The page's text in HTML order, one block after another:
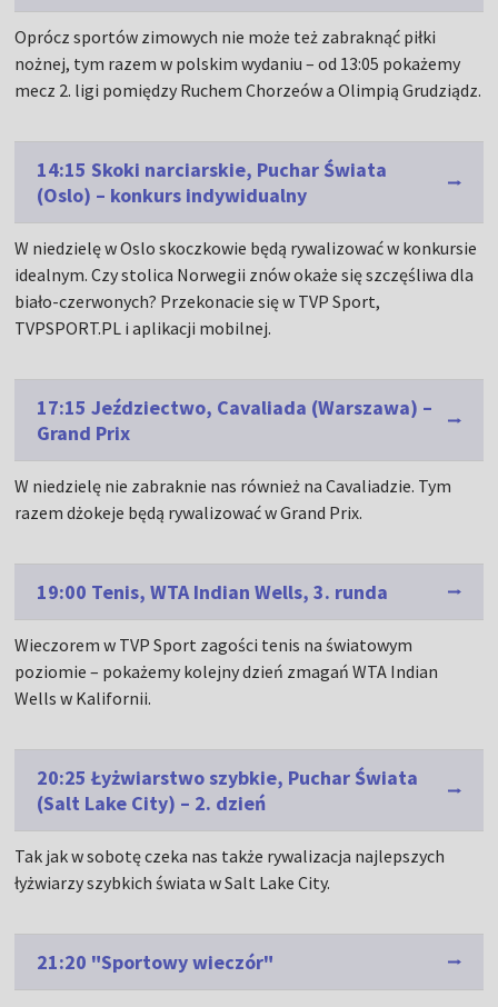
Oprócz sportów zimowych nie może też zabraknąć piłki
nożnej, tym razem w polskim wydaniu – od 13:05 pokażemy
mecz 2. ligi pomiędzy Ruchem Chorzeów a Olimpią Grudziądz.
14:15 Skoki narciarskie, Puchar Świata
(Oslo) – konkurs indywidualny
W niedzielę w Oslo skoczkowie będą rywalizować w konkursie
idealnym. Czy stolica Norwegii znów okaże się szczęśliwa dla
biało-czerwonych? Przekonacie się w TVP Sport,
TVPSPORT.PL i aplikacji mobilnej.
17:15 Jeździectwo, Cavaliada (Warszawa) –
Grand Prix
W niedzielę nie zabraknie nas również na Cavaliadzie. Tym
razem dżokeje będą rywalizować w Grand Prix.
19:00 Tenis, WTA Indian Wells, 3. runda
Wieczorem w TVP Sport zagości tenis na światowym
poziomie – pokażemy kolejny dzień zmagań WTA Indian
Wells w Kalifornii.
20:25 Łyżwiarstwo szybkie, Puchar Świata
(Salt Lake City) – 2. dzień
Tak jak w sobotę czeka nas także rywalizacja najlepszych
łyżwiarzy szybkich świata w Salt Lake City.
21:20 "Sportowy wieczór"